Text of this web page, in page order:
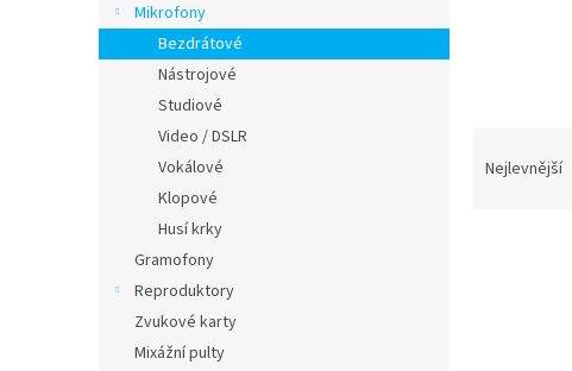
n
Mikrofony
Bezdrátové
Nástrojové
Studiové
Video / DSLR
Vokálové
Klopové
Husí krky
Gramofony
Reproduktory
Zvukové karty
Mixážní pulty
Nejlevnější